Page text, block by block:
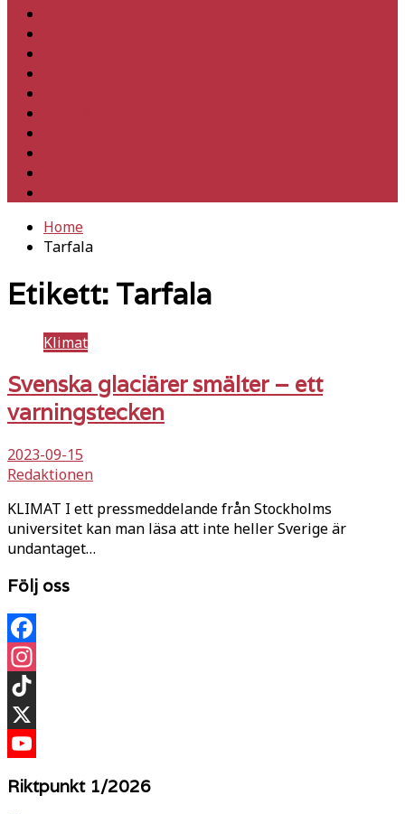
Home
Tarfala
Etikett: Tarfala
Klimat
Svenska glaciärer smälter – ett
varningstecken
2023-09-15
Redaktionen
KLIMAT I ett pressmeddelande från Stockholms
universitet kan man läsa att inte heller Sverige är
undantaget…
Följ oss
Facebook
Instagram
TikTok
X
Riktpunkt 1/2026